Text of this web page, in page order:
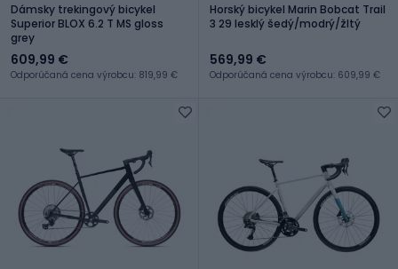
Dámsky trekingový bicykel
Superior BLOX 6.2 T MS gloss
grey
609,99 €
Odporúčaná cena výrobcu: 819,99 €
Horský bicykel Marin Bobcat Trail
3 29 lesklý šedý/modrý/žltý
569,99 €
Odporúčaná cena výrobcu: 609,99 €